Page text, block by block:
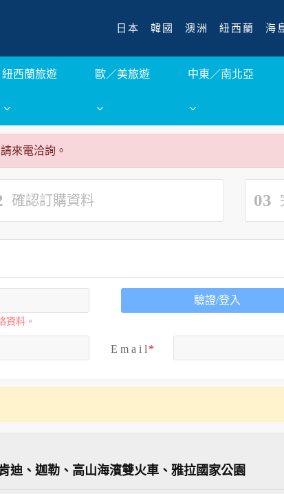
日本 韓國 澳洲 紐西蘭 海
紐西蘭旅遊 歐／美旅遊 中東／南北亞
來電洽詢。
確認訂購資料 03
資料。
驗證/登入
E m a i l
迪、迦勒、高山海濱雙火車、雅拉國家公園